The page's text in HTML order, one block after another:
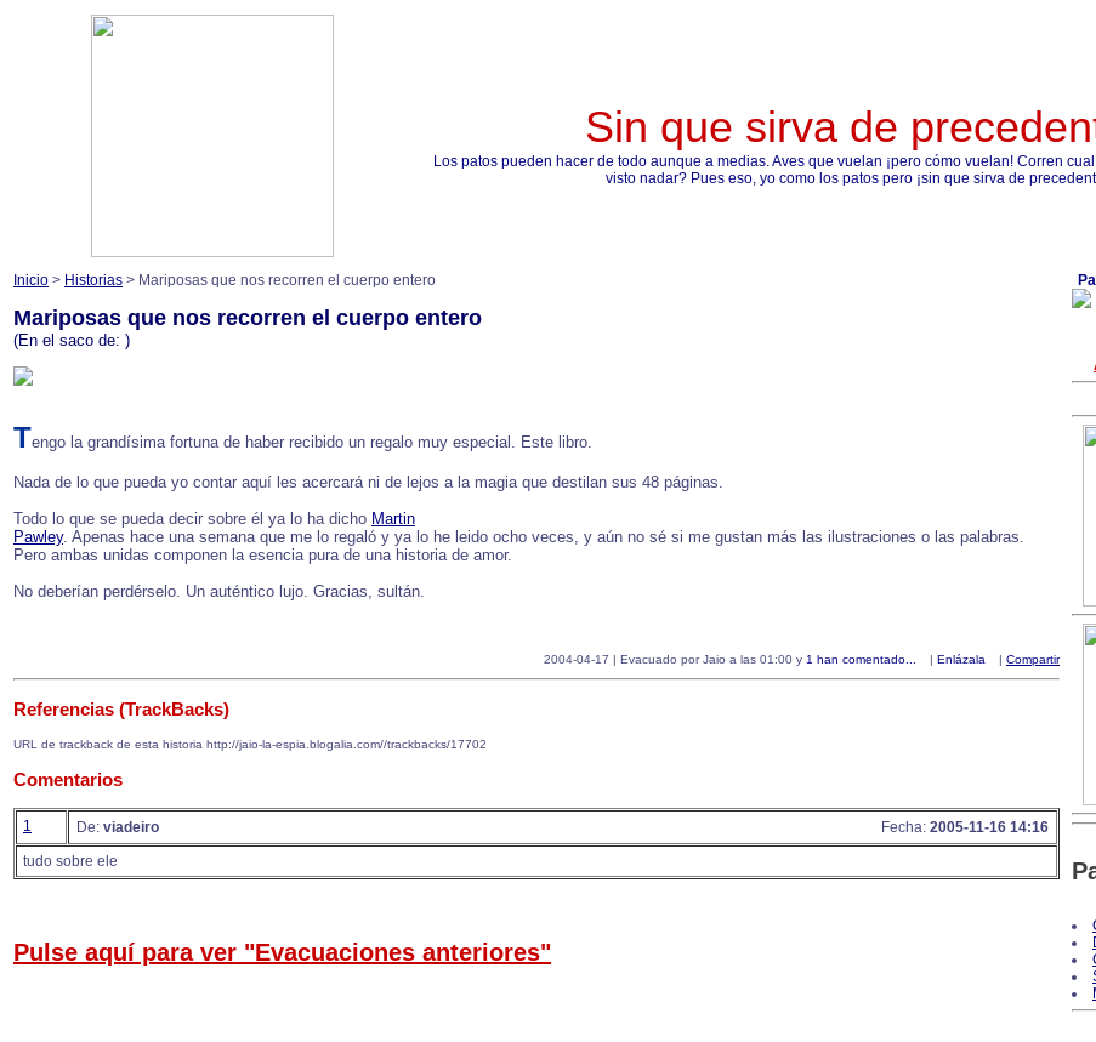
Sin que sirva de
Los patos pueden hacer de todo aunque a medias. Aves que vuelan ¡pero cómo vuelan! Corren
visto nadar? Pues eso, yo como los patos pero ¡sin que sirva de
Inicio > Historias > Mariposas que nos recorren el cuerpo entero
Mariposas que nos recorren el cuerpo entero
(En el saco de: )
Tengo la grandísima fortuna de haber recibido un regalo muy especial. Este libro.
Nada de lo que pueda yo contar aquí les acercará ni de lejos a la magia que destilan sus 48 páginas.
Todo lo que se pueda decir sobre él ya lo ha dicho Martin
Pawley. Apenas hace una semana que me lo regaló y ya lo he leido ocho veces, y aún no sé si me gustan más las ilustraciones o las palabras.
Pero ambas unidas componen la esencia pura de una historia de amor.
No deberían perdérselo. Un auténtico lujo. Gracias, sultán.
2004-04-17 | Evacuado por Jaio a las 01:00 y 1 han comentado... | Enlázala | Compartir
Referencias (TrackBacks)
URL de trackback de esta historia http://jaio-la-espia.blogalia.com//trackbacks/17702
Comentarios
1 De: viadeiro Fecha: 2005-11-16 14:16
tudo sobre ele
Pulse aquí para ver "Evacuaciones anteriores"